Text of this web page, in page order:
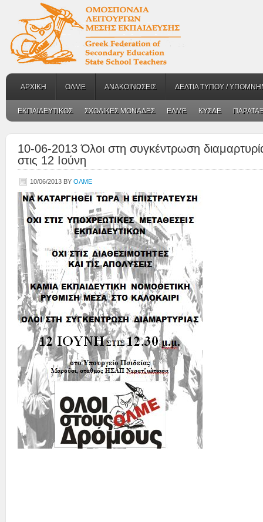
ΑΡΧΙΚΗ ΟΛΜΕ ΑΝΑΚΟΙΝΩΣΕΙΣ ΔΕΛΤΙΑ ΤΥΠΟΥ /
ΕΚΠΑΙΔΕΥΤΙΚΟΣ ΣΧΟΛΙΚΕΣ ΜΟΝΑΔΕΣ ΕΛΜΕ ΚΥΣΔΕ
10-06-2013 Όλοι στη συγκέντρωση
στις 12 Ιούνη
10/06/2013 BY ΟΛΜΕ